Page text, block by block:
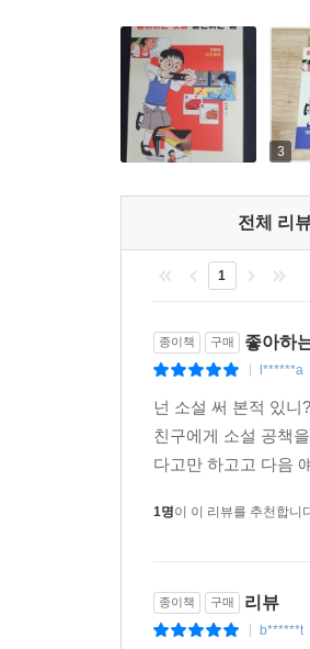
3
전체 리
1
종이책 구매 좋아하
l******a
넌 소설 써 본적 있
친구에게 소설 공책
다고만 하고고 다음
1명이 이 리뷰를 추천합니
종이책 구매 리뷰
b******t